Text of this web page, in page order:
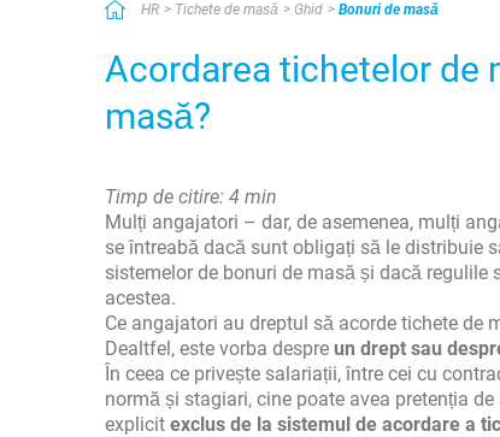
HR Tichete de masă Ghid Bonuri de masă
Acordarea tichetelor de
masă?
Timp de citire: 4 min
Mulți angajatori – dar, de asemenea, mulți
se întreabă dacă sunt obligați să le distribuie
sistemelor de bonuri de masă și dacă
acestea.
Ce angajatori au dreptul să acorde tichete de
Dealtfel, este vorba despre un drept sau
În ceea ce privește salariații, între cei cu
normă și stagiari, cine poate avea pretenția
explicit exclus de la sistemul de acordare a